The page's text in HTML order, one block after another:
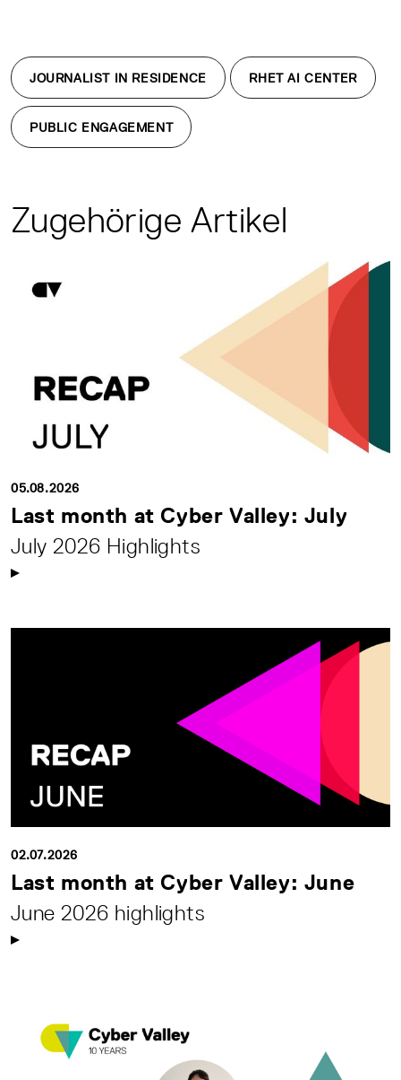
JOURNALIST IN RESIDENCE RHET AI CENTER
PUBLIC ENGAGEMENT
Zugehörige Artikel
05.08.2026
Last month at Cyber Valley: July
July 2026 Highlights
02.07.2026
Last month at Cyber Valley: June
June 2026 highlights